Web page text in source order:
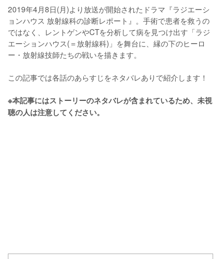
2019年4月8日(月)より放送が開始されたドラマ『ラジエーシ
ョンハウス 放射線科の診断レポート』。手術で患者を救うの
ではなく、レントゲンやCTを分析して病を見つけ出す「ラジ
エーションハウス(＝放射線科)」を舞台に、縁の下のヒーロ
ー・放射線技師たちの戦いを描きます。
この記事では各話のあらすじをネタバレありで紹介します！
※本記事にはストーリーのネタバレが含まれているため、未視
聴の人は注意してください。